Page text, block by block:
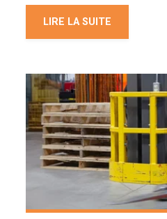
LIRE LA SUITE